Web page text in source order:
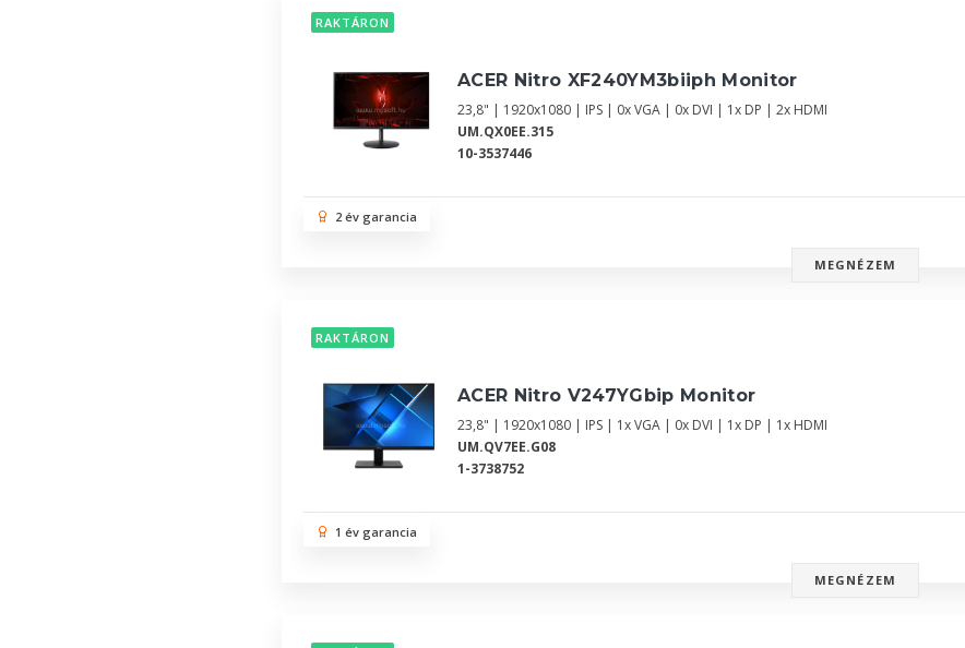
RAKTÁRON
ACER Nitro XF240YM3biiph Monitor
23,8" | 1920x1080 | IPS | 0x VGA | 0x DVI | 1x DP | 2x HDMI
UM.QX0EE.315
10-3537446
2 év garancia
MEGNÉZEM
RAKTÁRON
ACER Nitro V247YGbip Monitor
23,8" | 1920x1080 | IPS | 1x VGA | 0x DVI | 1x DP | 1x HDMI
UM.QV7EE.G08
1-3738752
1 év garancia
MEGNÉZEM